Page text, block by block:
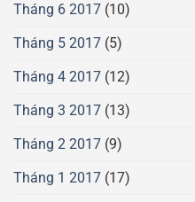
Tháng 6 2017 (10)
Tháng 5 2017 (5)
Tháng 4 2017 (12)
Tháng 3 2017 (13)
Tháng 2 2017 (9)
Tháng 1 2017 (17)